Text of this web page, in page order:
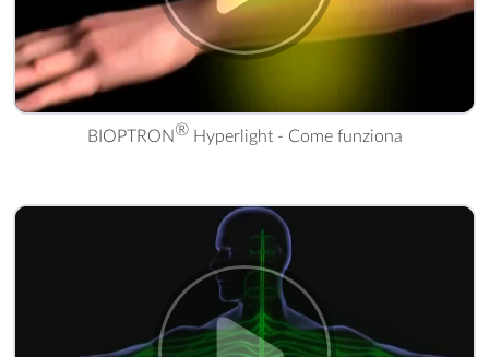
BIOPTRON® Hyperlight - Come funziona